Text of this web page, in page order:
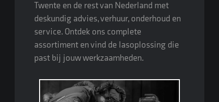
Twente en de rest van Nederland met
deskundig advies,verhuur, onderhoud en
service. Ontdek ons complete
assortiment en vind de lasoplossing die
past bij jouw werkzaamheden.